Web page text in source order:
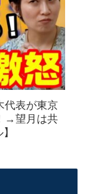
代表が東京
→望月は共